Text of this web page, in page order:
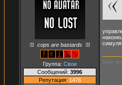
cops are bastards
Группа: Свои
Сообщений: 3996
Репутация: 1476